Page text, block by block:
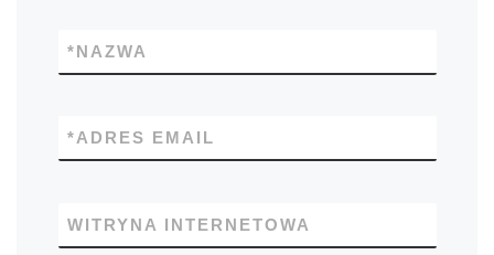
NAZWA
*
ADRES EMAIL
*
WITRYNA INTERNETOWA